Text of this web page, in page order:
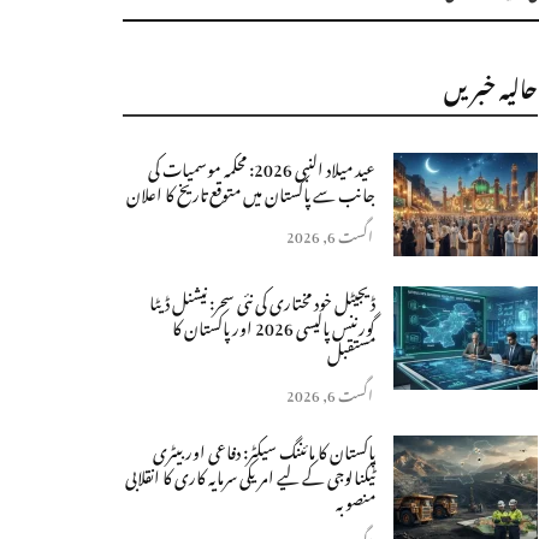
حالیہ خبریں
عید میلاد النبی 2026: محکمہ موسمیات کی
جانب سے پاکستان میں متوقع تاریخ کا اعلان
اگست 6, 2026
ڈیجیٹل خود مختاری کی نئی سحر: نیشنل ڈیٹا
گورننس پالیسی 2026 اور پاکستان کا
مستقبل
اگست 6, 2026
پاکستان کا مائننگ سیکٹر: دفاعی اور بیٹری
ٹیکنالوجی کے لیے امریکی سرمایہ کاری کا انقلابی
منصوبہ